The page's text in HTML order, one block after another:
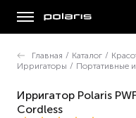
Главная / Каталог /
Ирригаторы / Портативные
Ирригатор Polaris
Cordless